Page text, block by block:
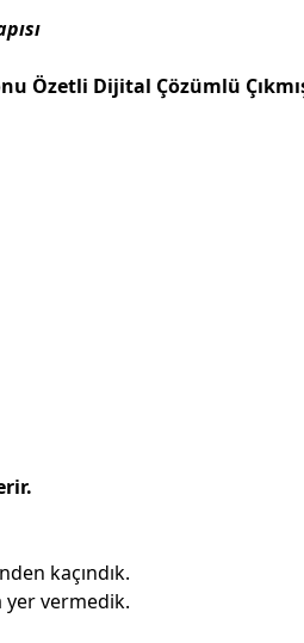
Özetli Dijital Çözümlü
kaçındık.
yer vermedik.